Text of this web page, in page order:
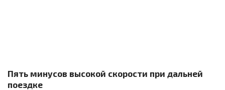
Пять минусов высокой скорости при дальней
поездке